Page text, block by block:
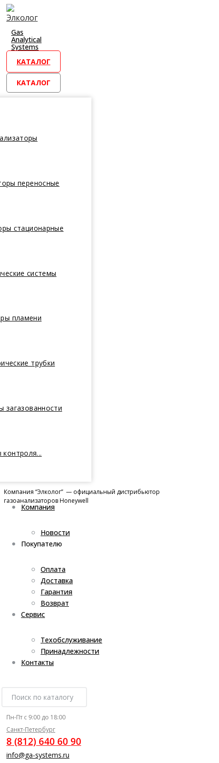
Перейти
к
контенту
Gas
Analytical
Systems
КАТАЛОГ
КАТАЛОГ
переносные
стационарные
системы
пламени
трубки
загазованности
Компания “Элколог” — официальный дистрибьютор
газоанализаторов Honeywell
Компания
Новости
Покупателю
Оплата
Доставка
Гарантия
Возврат
Сервис
Техобслуживание
Принадлежности
Контакты
Пн-Пт с 9:00 до 18:00
Санкт-Петербург
8 (812) 640 60 90
info@ga-systems.ru